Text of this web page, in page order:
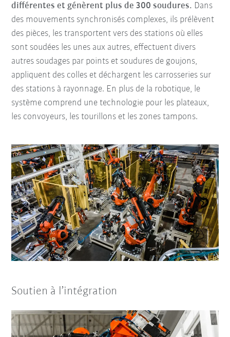
différentes et génèrent plus de 300 soudures. Dans
des mouvements synchronisés complexes, ils prélèvent
des pièces, les transportent vers des stations où elles
sont soudées les unes aux autres, effectuent divers
autres soudages par points et soudures de goujons,
appliquent des colles et déchargent les carrosseries sur
des stations à rayonnage. En plus de la robotique, le
système comprend une technologie pour les plateaux,
les convoyeurs, les tourillons et les zones tampons.
Soutien à l’intégration